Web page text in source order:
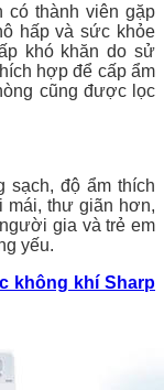
có thành viên gặp
hấp và sức khỏe
khó khăn do sử
hợp để cấp ẩm
cũng được lọc
sạch, độ ẩm thích
mái, thư giãn hơn,
gia và trẻ em
yếu.
không khí Sharp